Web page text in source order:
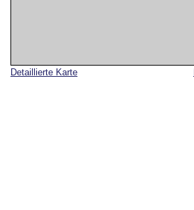
Detaillierte Karte